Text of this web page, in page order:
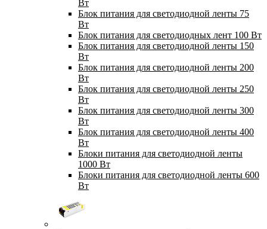
Вт
Блок питания для светодиодной ленты 75
Вт
Блок питания для светодиодных лент 100 Вт
Блок питания для светодиодной ленты 150
Вт
Блок питания для светодиодной ленты 200
Вт
Блок питания для светодиодной ленты 250
Вт
Блок питания для светодиодной ленты 300
Вт
Блок питания для светодиодной ленты 400
Вт
Блоки питания для светодиодной ленты
1000 Вт
Блоки питания для светодиодной ленты 600
Вт